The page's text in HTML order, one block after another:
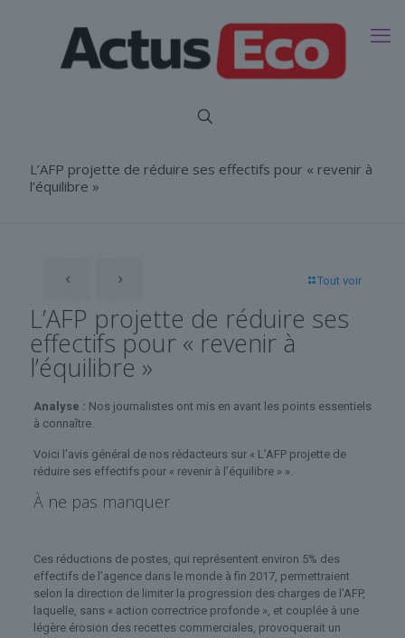
L’AFP projette de réduire ses effectifs pour « revenir à
l’équilibre »
Tout voir
L’AFP projette de réduire ses
effectifs pour « revenir à
l’équilibre »
Analyse : Nos journalistes ont mis en avant les points essentiels
à connaître.
Voici l'avis général de nos rédacteurs sur « L’AFP projette de
réduire ses effectifs pour « revenir à l’équilibre » ».
À ne pas manquer
Ces réductions de postes, qui représentent environ 5% des
effectifs de l’agence dans le monde à fin 2017, permettraient
selon la direction de limiter la progression des charges de l’AFP,
laquelle, sans « action correctrice profonde », et couplée à une
légère érosion des recettes commerciales, provoquerait un